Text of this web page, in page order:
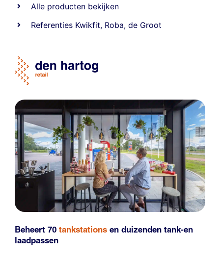
Alle producten bekijken
Referenties Kwikfit, Roba,de Groot
Beheert 70 tankstations en duizenden tank-en
laadpassen